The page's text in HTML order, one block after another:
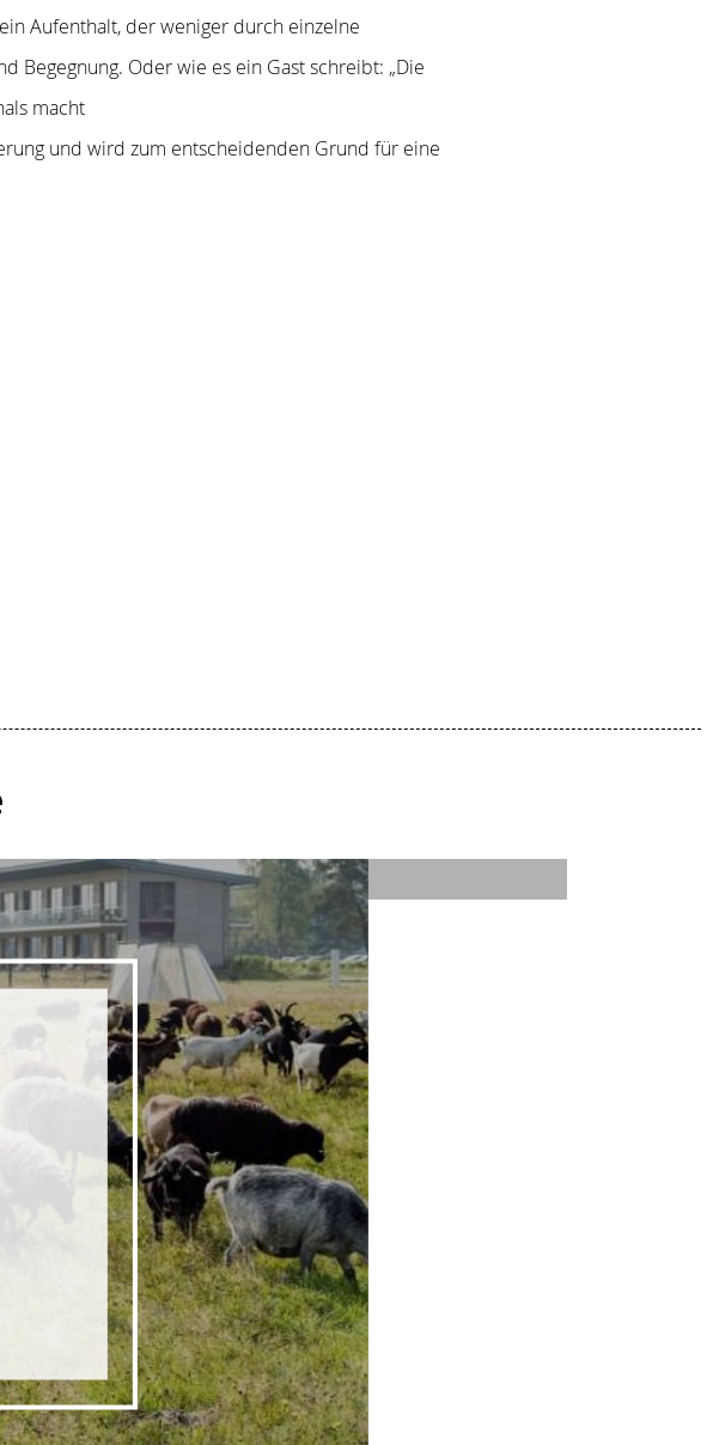
Aufenthalt, der weniger durch einzelne
Begegnung. Oder wie es ein Gast schreibt: „Die
macht
und wird zum entscheidenden Grund für eine
bis November
- HERBSTMOMENTE